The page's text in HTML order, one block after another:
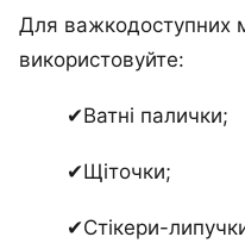
Для важкодоступних
використовуйте:
✔Ватні палички;
✔Щіточки;
✔Стікери-